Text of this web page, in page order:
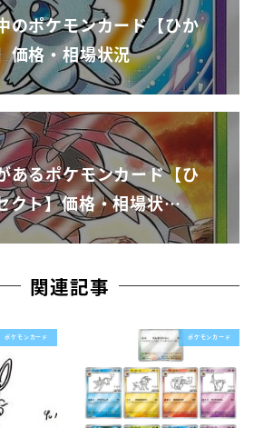
のポケモンカード【ひか
価格・相場状況
あるポケモンカード【ひ
クト】価格・相場状…
関連記事
ポケモンカード ポケモンカード